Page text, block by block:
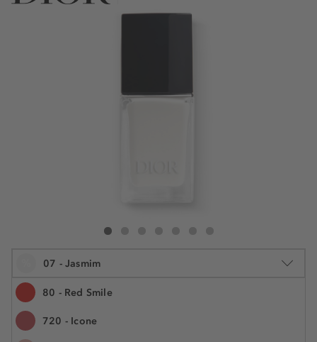
DIOR Dior Vernis Verniz - Efeito gel e cor couture
07 - Jasmim
80 - Red Smile
720 - Icone